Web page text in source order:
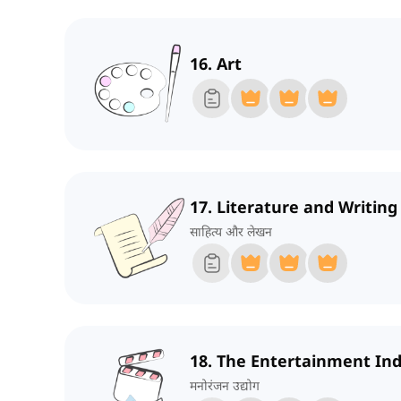
16. Art
17. Literature and Writing
साहित्य और लेखन
18. The Entertainment
मनोरंजन उद्योग